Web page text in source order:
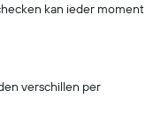
kan ieder moment
verschillen per